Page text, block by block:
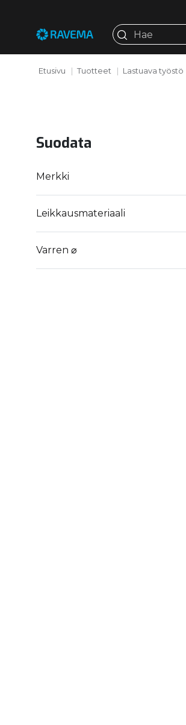
Etusivu Tuotteet Lastuava työstö
Suodata
Merkki
Leikkausmateriaali
Varren ⌀